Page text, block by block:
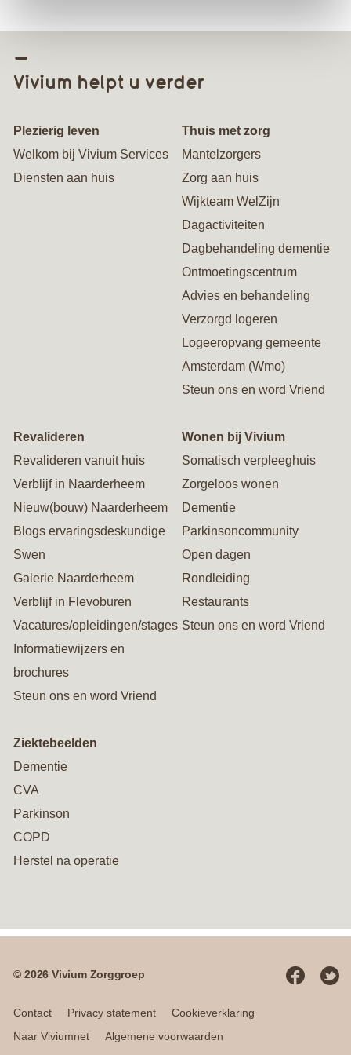
Vivium helpt u verder
Plezierig leven
Welkom bij Vivium Services
Diensten aan huis
Thuis met zorg
Mantelzorgers
Zorg aan huis
Wijkteam WelZijn
Dagactiviteiten
Dagbehandeling dementie
Ontmoetingscentrum
Advies en behandeling
Verzorgd logeren
Logeeropvang gemeente
Amsterdam (Wmo)
Steun ons en word Vriend
Revalideren
Revalideren vanuit huis
Verblijf in Naarderheem
Nieuw(bouw) Naarderheem
Blogs ervaringsdeskundige
Swen
Galerie Naarderheem
Verblijf in Flevoburen
Vacatures/opleidingen/stages
Informatiewijzers en
brochures
Steun ons en word Vriend
Wonen bij Vivium
Somatisch verpleeghuis
Zorgeloos wonen
Dementie
Parkinsoncommunity
Open dagen
Rondleiding
Restaurants
Steun ons en word Vriend
Ziektebeelden
Dementie
CVA
Parkinson
COPD
Herstel na operatie
© 2026 Vivium Zorggroep
Contact Privacy statement
Cookieverklaring
Naar Viviumnet
Algemene voorwaarden
Social